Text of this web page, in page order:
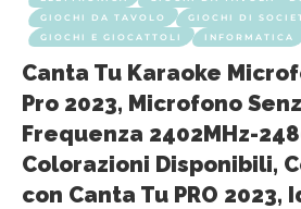
GIOCHI DA TAVOLO
GIOCHI DI
GIOCHI E GIOCATTOLI
INFORMATICA
Canta Tu Karaoke
Pro 2023, Microfono
Frequenza 2402MHz-
Colorazioni Disponibili,
con Canta Tu PRO 2023,